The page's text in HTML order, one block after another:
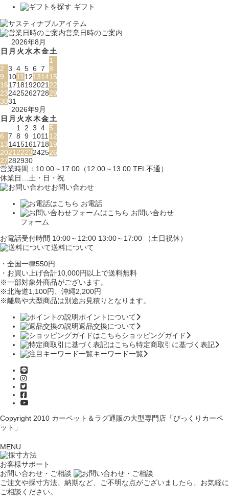
ギフト
営業日時のご案内
2026年8月
日 月 火水木金土
1
2 3 4 5 6 7 8
9
1011 12131415
161718192021 22
23242526272829
3031
2026年9月
日 月 火水木金土
1
2 3 4 5
6 7 8 9 1011 12
13141516171819
2021 2223242526
27282930
営業時間：10:00～17:00（12:00～13:00 TEL不通）
休業日…土・日・祝
お問い合わせ
お電話
お問い合わせ
フォーム
お電話受付時間 10:00～12:00 13:00～17:00 （土日祝休）
送料について
・全国一律550円
・お買い上げ合計10,000円以上で送料無料
※一部対象外商品がございます。
※北海道1,100円 、沖縄2,200円
※離島や大型商品は別途お見積りとなります。
ポイントについて
返品交換について
ショッピングガイド
特定商取引に基づく表記
キーワード一覧
Copyright 2010 カーペット＆ラグ通販の大型専門店「びっくりカーペ
ット」
MENU
お客様サポート
お問い合わせ・ご相談
ご注文や採寸方法、納期など、ご不明な点がございましたら、お気軽に
ご相談ください。